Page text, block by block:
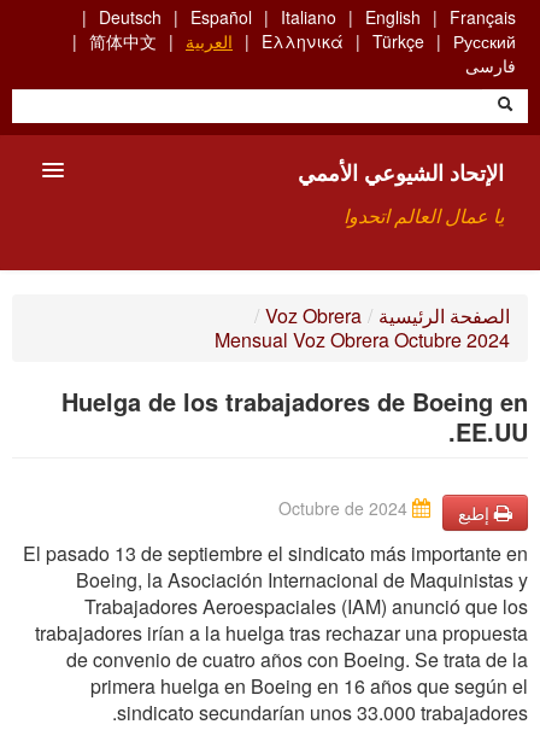
Skip
main
content
Français
English
Italiano
Español
Deutsch
Русский
Türkçe
Ελληνικά العربية
简体中文
فارسی
الإتحاد الشيوعي الأممي
يا عمال العالم اتحدوا
من نحن؟
بحث
الصفحة الرئيسية /
Voz Obrera
/
Mensual Voz Obrera Octubre 2024
Huelga de los trabajadores de Boeing en
EE.UU.
إطبع
El pasado 13 de septiembre el sindicato más importante en
Boeing, la Asociación Internacional de Maquinistas y
Trabajadores Aeroespaciales (IAM) anunció que los
trabajadores irían a la huelga tras rechazar una propuesta
de convenio de cuatro años con Boeing. Se trata de la
primera huelga en Boeing en 16 años que según el
sindicato secundarían unos 33.000 trabajadores.